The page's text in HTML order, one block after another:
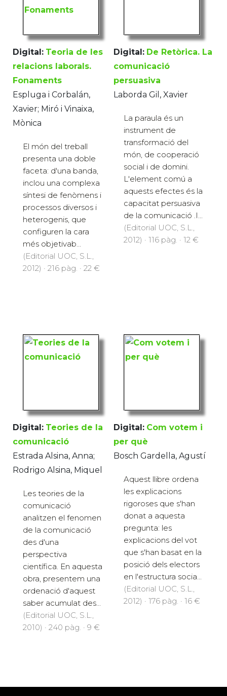
Digital: Teoria de les
relacions laborals.
Fonaments
Espluga i Corbalán,
Xavier; Miró i Vinaixa,
Mònica
El món del treball
presenta una doble
faceta: d'una banda,
inclou una complexa
síntesi de fenòmens i
processos diversos i
heterogenis, que
configuren la cara
més objetivab...
(Editorial UOC, S.L.,
2012) · 216 pàg. · 22 €
Digital: De Retòrica. La
comunicació
persuasiva
Laborda Gil, Xavier
La paraula és un
instrument de
transformació del
món, de cooperació
social i de domini.
L'element comú a
aquests efectes és la
capacitat persuasiva
de la comunicació .I...
(Editorial UOC, S.L.,
2012) · 116 pàg. · 12 €
Digital: Teories de la
comunicació
Estrada Alsina, Anna;
Rodrigo Alsina, Miquel
Les teories de la
comunicació
analitzen el fenomen
de la comunicació
des d'una
perspectiva
científica. En aquesta
obra, presentem una
ordenació d'aquest
saber acumulat des...
(Editorial UOC, S.L.,
2010) · 240 pàg. · 9 €
Digital: Com votem i
per què
Bosch Gardella, Agustí
Aquest llibre ordena
les explicacions
rigoroses que s'han
donat a aquesta
pregunta: les
explicacions del vot
que s'han basat en la
posició dels electors
en l'estructura socia...
(Editorial UOC, S.L.,
2012) · 176 pàg. · 16 €